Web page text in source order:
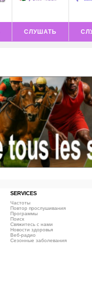
СЛУШАТЬ
SERVICES
Частоты
Повтор прослушивания
Программы
Поиск
Свяжитесь с нами
Новости здоровья
Веб‑радио
Сезонные заболевания